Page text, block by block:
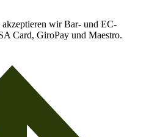
wir Bar- und EC-
Card, GiroPay und Maestro.